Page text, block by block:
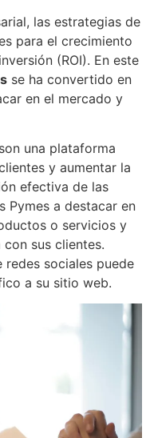
las estrategias de
para el crecimiento
(ROI). En este
se ha convertido en
en el mercado y
una plataforma
y aumentar la
efectiva de las
Pymes a destacar en
o servicios y
sus clientes.
redes sociales puede
a su sitio web.